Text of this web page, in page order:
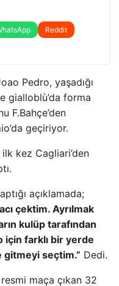
Reddit
Pedro, yaşadığı
gialloblù’da forma
F.Bahçe’den
geçiriyor.
kez Cagliari’den
açıklamada;
çektim. Ayrılmak
kulüp tarafından
için farklı bir yerde
gitmeyi seçtim.” Dedi.
maça çıkan 32